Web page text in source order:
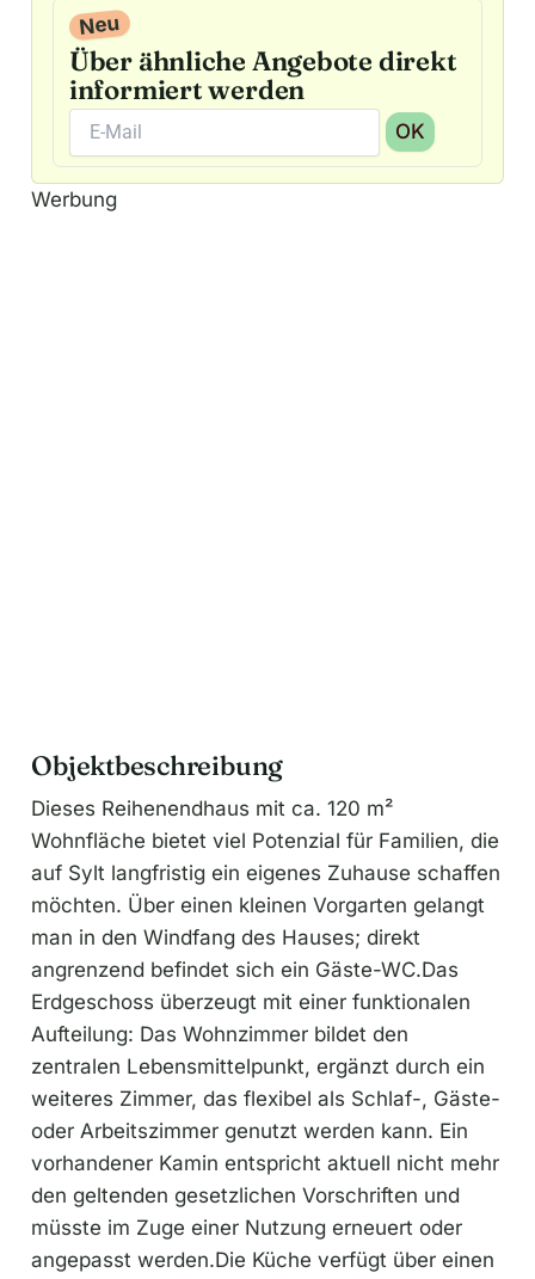
Neu
Über ähnliche Angebote direkt
informiert werden
OK
A
l
Werbung
Objektbeschreibung
Dieses Reihenendhaus mit ca. 120 m²
Wohnfläche bietet viel Potenzial für Familien, die
auf Sylt langfristig ein eigenes Zuhause schaffen
möchten. Über einen kleinen Vorgarten gelangt
man in den Windfang des Hauses; direkt
angrenzend befindet sich ein Gäste-WC.Das
Erdgeschoss überzeugt mit einer funktionalen
Aufteilung: Das Wohnzimmer bildet den
zentralen Lebensmittelpunkt, ergänzt durch ein
weiteres Zimmer, das flexibel als Schlaf-, Gäste-
oder Arbeitszimmer genutzt werden kann. Ein
vorhandener Kamin entspricht aktuell nicht mehr
den geltenden gesetzlichen Vorschriften und
müsste im Zuge einer Nutzung erneuert oder
angepasst werden.Die Küche verfügt über einen